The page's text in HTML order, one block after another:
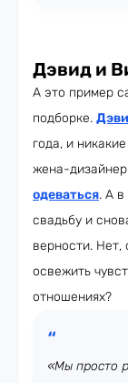
Дэвид и
А это пример
подборке.
года, и
жена-
одеваться. А в
свадьбу и
верности.
освежить
отношениях?
«Мы просто